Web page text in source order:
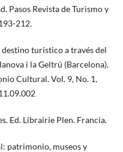
Pasos Revista de Turismo y
212.
turístico a través del
i la Geltrú (Barcelona).
Cultural. Vol. 9, No. 1,
Ed. Librairie Plen. Francia.
patrimonio, museos y